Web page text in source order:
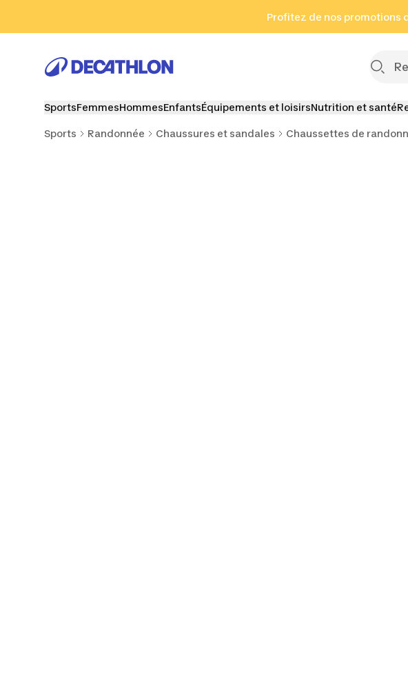
Aller au pied de page
Profitez de nos promotions
SportsFemmesHommesEnfantsÉquipements et loisirsNutrition et santé
Sports Randonnée Chaussures et sandales Chaussettes de